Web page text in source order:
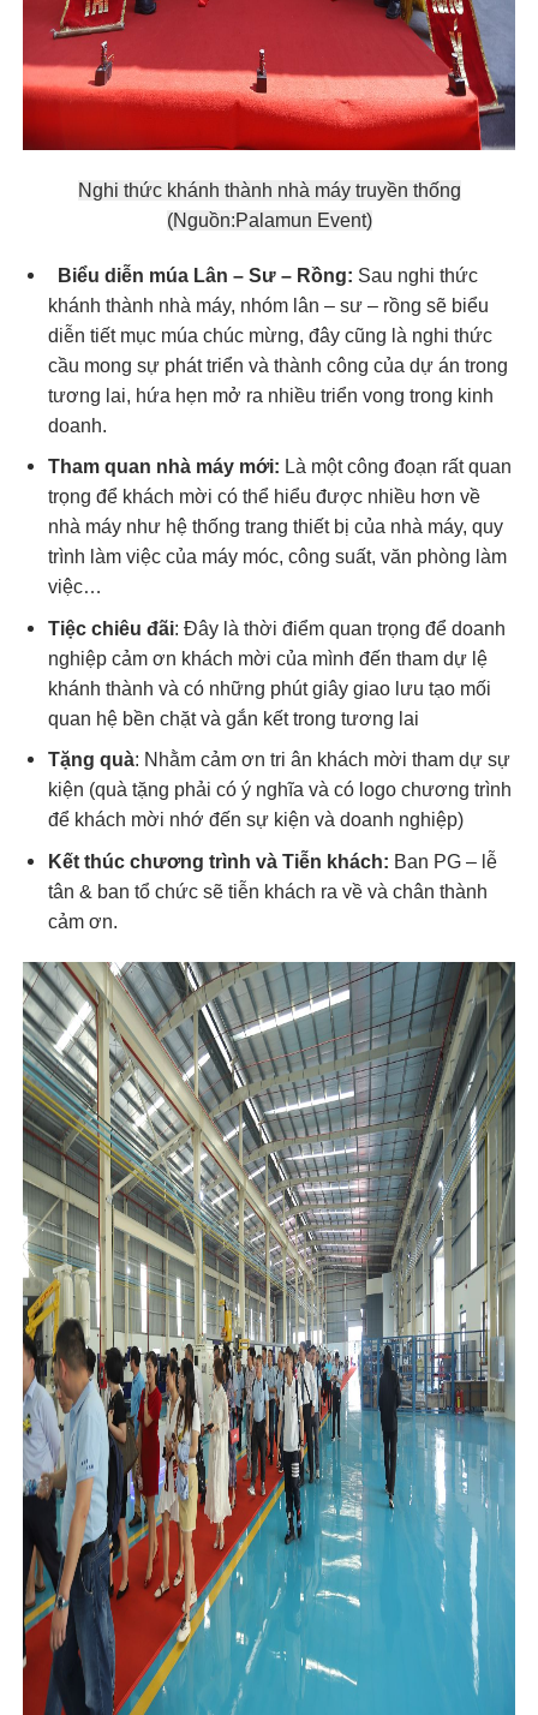
Nghi thức khánh thành nhà máy truyền thống
(Nguồn:Palamun Event)
Biểu diễn múa Lân – Sư – Rồng: Sau nghi thức
khánh thành nhà máy, nhóm lân – sư – rồng sẽ biểu
diễn tiết mục múa chúc mừng, đây cũng là nghi thức
cầu mong sự phát triển và thành công của dự án trong
tương lai, hứa hẹn mở ra nhiều triển vong trong kinh
doanh.
Tham quan nhà máy mới: Là một công đoạn rất quan
trọng để khách mời có thể hiểu được nhiều hơn về
nhà máy như hệ thống trang thiết bị của nhà máy, quy
trình làm việc của máy móc, công suất, văn phòng làm
việc…
Tiệc chiêu đãi: Đây là thời điểm quan trọng để doanh
nghiệp cảm ơn khách mời của mình đến tham dự lệ
khánh thành và có những phút giây giao lưu tạo mối
quan hệ bền chặt và gắn kết trong tương lai
Tặng quà: Nhằm cảm ơn tri ân khách mời tham dự sự
kiện (quà tặng phải có ý nghĩa và có logo chương trình
để khách mời nhớ đến sự kiện và doanh nghiệp)
Kết thúc chương trình và Tiễn khách: Ban PG – lễ
tân & ban tổ chức sẽ tiễn khách ra về và chân thành
cảm ơn.